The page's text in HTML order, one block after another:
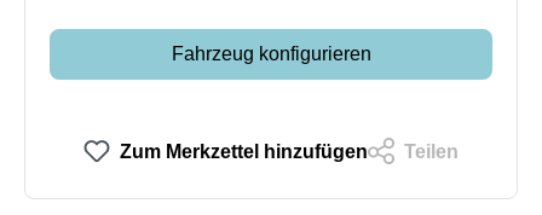
Fahrzeug konfigurieren
Zum Merkzettel hinzufügen Teilen